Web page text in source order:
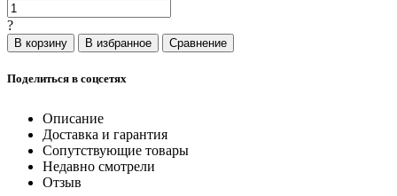
?
Поделиться в соцсетях
Описание
Доставка и гарантия
Сопутствующие товары
Недавно смотрели
Отзыв